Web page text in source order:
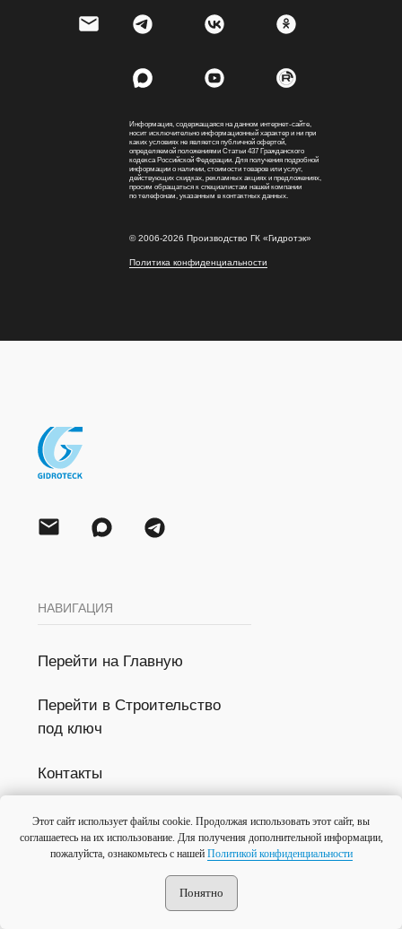
Информация, содержащаяся на данном интернет-сайте,
носит исключительно информационный характер и ни при
каких условиях не является публичной офертой,
определяемой положениями Статьи 437 Гражданского
кодекса Российской Федерации. Для получения подробной
информации о наличии, стоимости товаров или услуг,
действующих скидках, рекламных акциях и предложениях,
просим обращаться к специалистам нашей компании
по телефонам, указанным в контактных данных.
©2006-2026 Производство ГК «Гидротэк»
Политика конфиденциальности
Этот сайт использует файлы cookie. Продолжая использовать этот сайт, вы
соглашаетесь на их использование. Для получения дополнительной информации,
пожалуйста, ознакомьтесь с нашей Политикой конфиденциальности
Понятно